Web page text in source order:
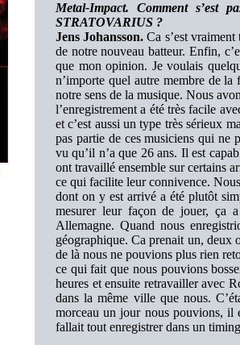
Metal-Impact. Comment s’est
STRATOVARIUS ?
Jens Johansson. Ca s’est
de notre nouveau batteur. Enfin,
que mon opinion. Je voulais
n’importe quel autre membre de
notre sens de la musique. Nous
l’enregistrement a été très facile
et c’est aussi un type très sérieux
pas partie de ces musiciens qui ne
vu qu’il n’a que 26 ans. Il est
ont travaillé ensemble sur certains
ce qui facilite leur connivence.
dont on y est arrivé a été plutôt
mesurer leur façon de jouer, ça
Allemagne. Quand nous
géographique. Ca prenait un, deux
de là nous ne pouvions plus rien
ce qui fait que nous pouvions
heures et ensuite retravailler avec
dans la même ville que nous.
morceau un jour nous pouvions, il
fallait tout enregistrer dans un